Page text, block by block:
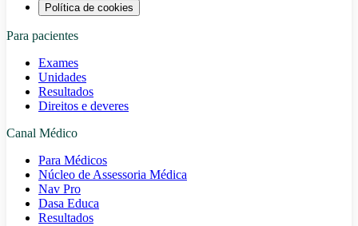
Política de cookies
Para pacientes
Exames
Unidades
Resultados
Direitos e deveres
Canal Médico
Para Médicos
Núcleo de Assessoria Médica
Nav Pro
Dasa Educa
Resultados